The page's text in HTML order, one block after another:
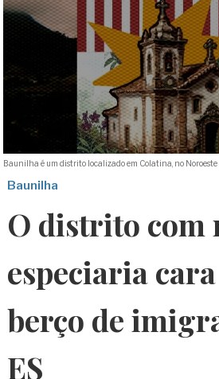
Baunilha é um distrito localizado em Colatina, no
Baunilha
O distrito com
especiaria
berço de
ES